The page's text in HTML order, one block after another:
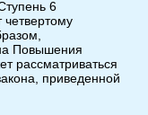
6
четвертому
Повышения
рассматриваться
приведенной